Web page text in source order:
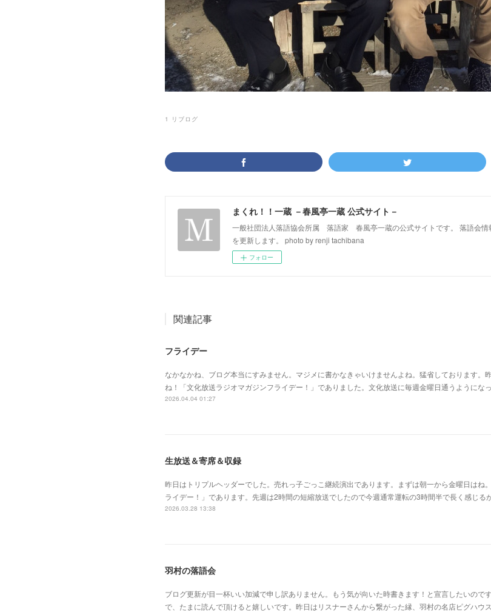
1 リブログ
まくれ！！一蔵 －春風亭一蔵 公式サイト－
一般社団法人落語協会所属 落語家 春風亭一蔵の公式サイトです。 落語会情
を更新します。 photo by renji tachibana
フォロー
関連記事
フライデー
なかなかね、ブログ本当にすみません。マジメに書かなきゃいけませんよね。猛省しております。
ね！「文化放送ラジオマガジンフライデー！」でありました。文化放送に毎週金曜日通うようにな
2026.04.04 01:27
生放送＆寄席＆収録
昨日はトリプルヘッダーでした。売れっ子ごっこ継続演出であります。まずは朝一から金曜日はね
ライデー！」であります。先週は2時間の短縮放送でしたので今週通常運転の3時間半で長く感じる
2026.03.28 13:38
羽村の落語会
ブログ更新が目一杯いい加減で申し訳ありません。もう気が向いた時書きます！と宣言したいので
で、たまに読んで頂けると嬉しいです。昨日はリスナーさんから繋がった縁、羽村の名店ピグハウ